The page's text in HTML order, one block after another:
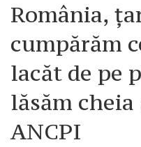
România,
cumpărăm
lacăt de pe
lăsăm cheia
ANCPI